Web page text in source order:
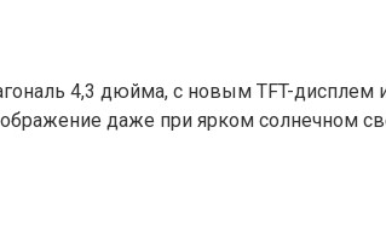
4,3 дюйма, с новым TFT-дисплем
даже при ярком солнечном